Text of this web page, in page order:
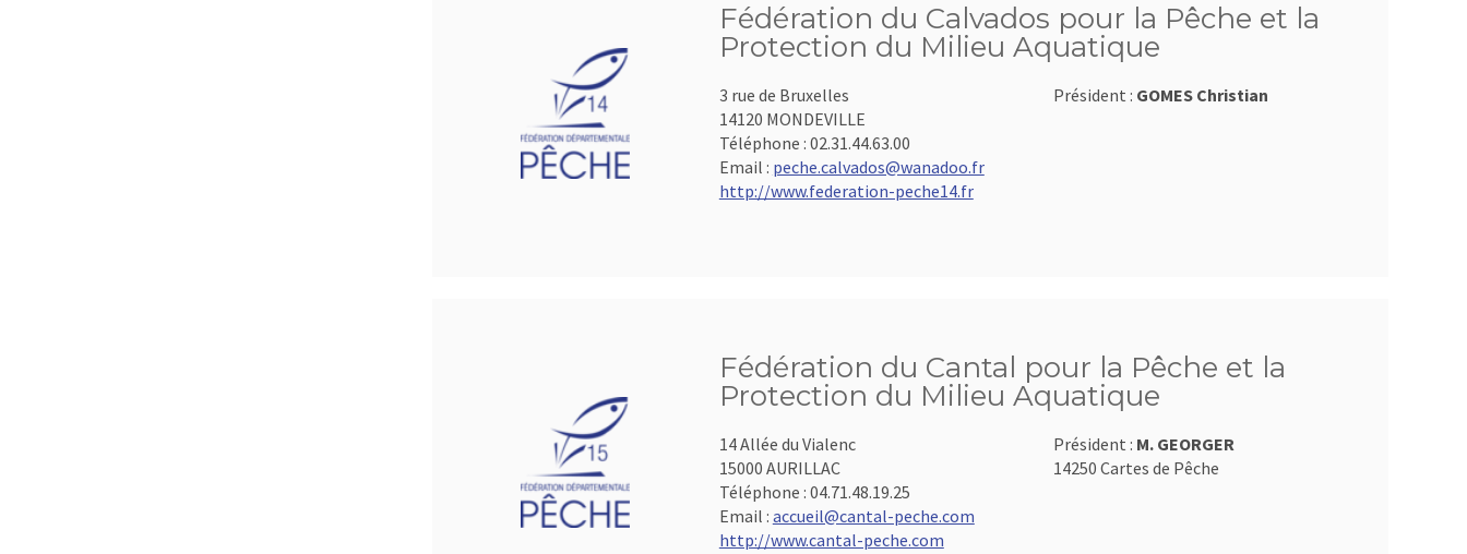
Fédération du Calvados pour la Pêche et la
Protection du Milieu Aquatique
3 rue de Bruxelles
14120 MONDEVILLE
Téléphone : 02.31.44.63.00
Email : peche.calvados@wanadoo.fr
http://www.federation-peche14.fr
Président : GOMES Christian
Fédération du Cantal pour la Pêche et la
Protection du Milieu Aquatique
14 Allée du Vialenc
15000 AURILLAC
Téléphone : 04.71.48.19.25
Email : accueil@cantal-peche.com
http://www.cantal-peche.com
Président : M. GEORGER
14250 Cartes de Pêche